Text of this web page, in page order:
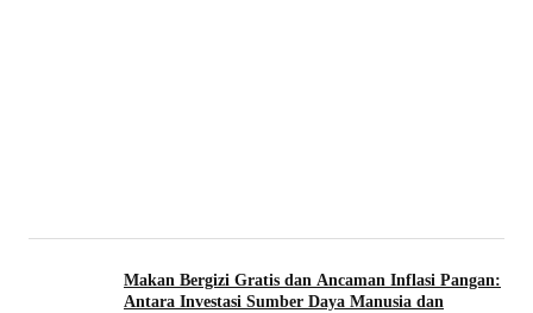
Makan Bergizi Gratis dan Ancaman Inflasi Pangan:
Antara Investasi Sumber Daya Manusia dan